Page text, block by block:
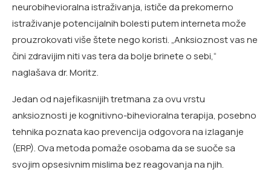
neurobihevioralna istraživanja, ističe da prekomerno
istraživanje potencijalnih bolesti putem interneta može
prouzrokovati više štete nego koristi. „Anksioznost vas ne
čini zdravijim niti vas tera da bolje brinete o sebi,“
naglašava dr. Moritz.
Jedan od najefikasnijih tretmana za ovu vrstu
anksioznosti je kognitivno-bihevioralna terapija, posebno
tehnika poznata kao prevencija odgovora na izlaganje
(ERP). Ova metoda pomaže osobama da se suoče sa
svojim opsesivnim mislima bez reagovanja na njih.